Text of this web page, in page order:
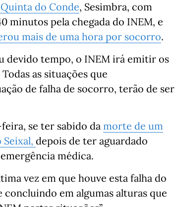
do Conde, Sesimbra, com
minutos pela chegada do INEM, e
mais de uma hora por socorro.
devido tempo, o INEM irá emitir os
as situações que
de falha de socorro, terão de ser
se ter sabido da morte de um
depois de ter aguardado
médica.
vez em que houve esta falha do
concluindo em algumas alturas que